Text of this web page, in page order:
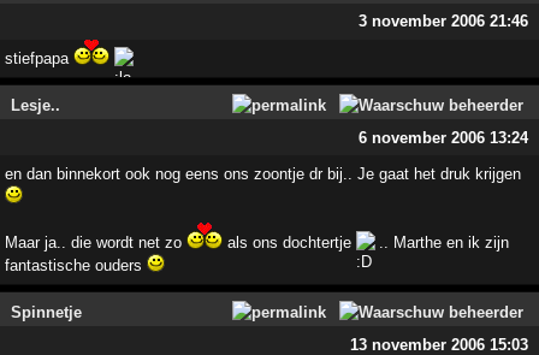
3 november 2006 21:46
stiefpapa
Lesje..
6 november 2006 13:24
en dan binnekort ook nog eens ons zoontje dr bij.. Je gaat het druk krijgen
Maar ja.. die wordt net zo als ons dochtertje
.. Marthe en ik zijn
fantastische ouders
Spinnetje
13 november 2006 15:03